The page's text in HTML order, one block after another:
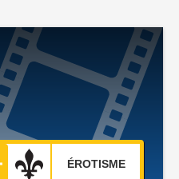
ÉROTISME